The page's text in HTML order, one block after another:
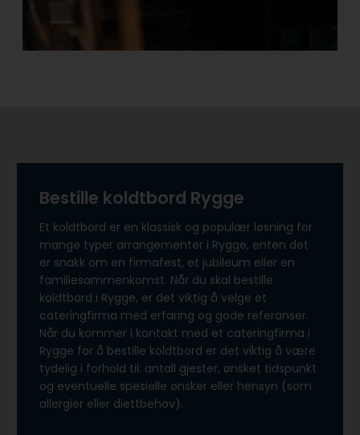
Bestille koldtbord Rygge
Et koldtbord er en klassisk og populær løsning for
mange typer arrangementer i Rygge, enten det
er snakk om en firmafest, et jubileum eller en
familiesammenkomst. Når du skal bestille
koldtbord i Rygge, er det viktig å velge et
cateringfirma med erfaring og gode referanser.
Når du kommer i kontakt med et cateringfirma i
Rygge for å bestille koldtbord er det viktig å være
tydelig i forhold til: antall gjester, ønsket tidspunkt
og eventuelle spesielle ønsker eller hensyn (som
allergier eller diettbehov).